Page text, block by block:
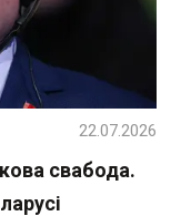
свабода.
22.07.2026